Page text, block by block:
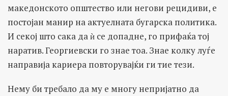
македонското општество или негови рецидиви, е
постојан манир на актуелната бугарска политика.
И секој што сака да ѝ се допадне, го прифаќа тој
наратив. Георгиевски го знае тоа. Знае колку луѓе
направија кариера повторувајќи ги тие тези.
Нему би требало да му е многу непријатно да